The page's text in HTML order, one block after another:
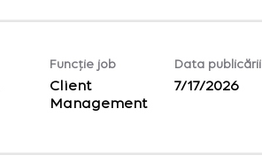
Funcție job
Client
Management
Data publicării
7/17/2026